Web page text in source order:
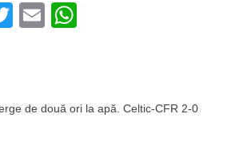
TwitterEmail
de două ori la apă. Celtic-CFR 2-0